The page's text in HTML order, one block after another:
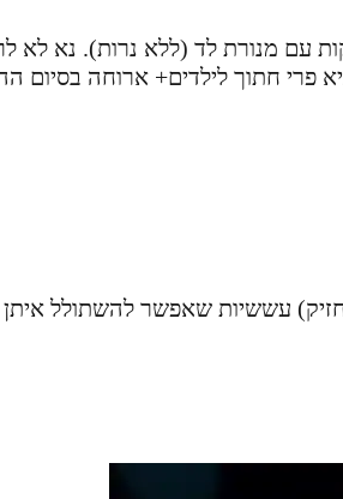
עם מנורת לד (ללא נרות). נא לא
פרי חתוך לילדים+ ארוחה בסיום
עששיות שאפשר להשתולל